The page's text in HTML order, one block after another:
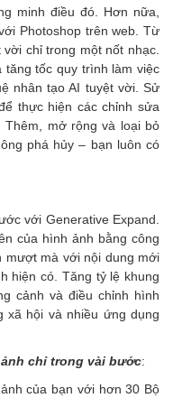
minh điều đó. Hơn nữa,
Photoshop trên web. Từ
chỉ trong một nốt nhạc.
tốc quy trình làm việc
nhân tạo AI tuyệt vời. Sử
thực hiện các chỉnh sửa
mở rộng và loại bỏ
phá hủy – bạn luôn có
với Generative Expand.
của hình ảnh bằng công
mượt mà với nội dung mới
hiện có. Tăng tỷ lệ khung
cảnh và điều chỉnh hình
xã hội và nhiều ứng dụng
chỉ trong vài bước:
của bạn với hơn 30 Bộ